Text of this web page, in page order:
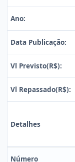
Ano:
Data Publicação:
Vl Previsto(R$):
Vl Repassado(R$):
Detalhes
Número